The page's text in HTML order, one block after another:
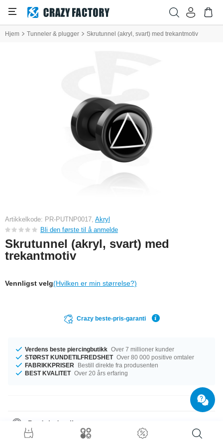
Hjem Tunneler & plugger Skrutunnel (akryl, svart) med trekantmotiv
Artikkelkode: PR-PUTNP0017, Akryl
Bli den første til å anmelde
Skrutunnel (akryl, svart) med
trekantmotiv
Vennligst velg(Hvilken er min størrelse?)
Crazy beste-pris-garanti
Verdens beste piercingbutikk Over 7 millioner kunder
STØRST KUNDETILFREDSHET Over 80 000 positive omtaler
FABRIKKPRISER
Bestill direkte fra produsenten
BEST KVALITET Over 20 års erfaring
Produktdetaljer
Den perfekte følgesvenn i enhver anledning … tilgjengelig med diameter